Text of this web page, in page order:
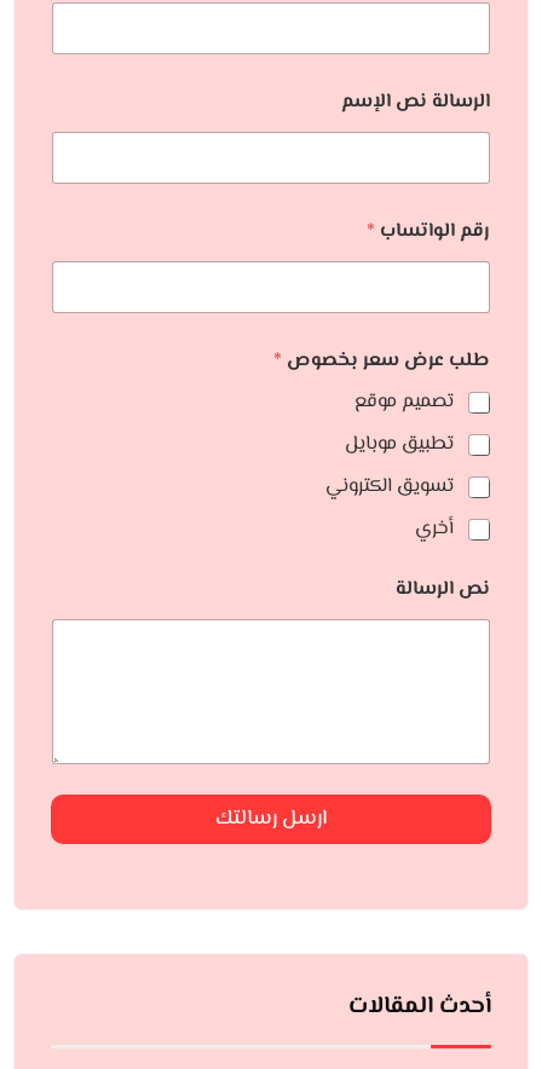
الرسالة نص الإسم
رقم الواتساب *
طلب عرض سعر بخصوص *
تصميم موقع
تطبيق موبايل
تسويق الكتروني
أخري
نص الرسالة
ارسل رسالتك
أحدث المقالات